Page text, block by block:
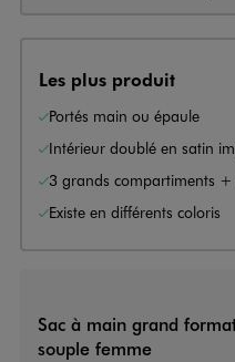
Les plus produit
Portés main ou épaule
Intérieur doublé en satin
3 grands compartiments +
Existe en différents coloris
Sac à main grand
souple femme